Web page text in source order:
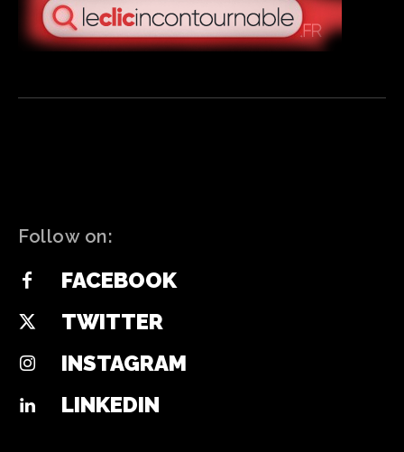
Follow on:
FACEBOOK
TWITTER
INSTAGRAM
LINKEDIN